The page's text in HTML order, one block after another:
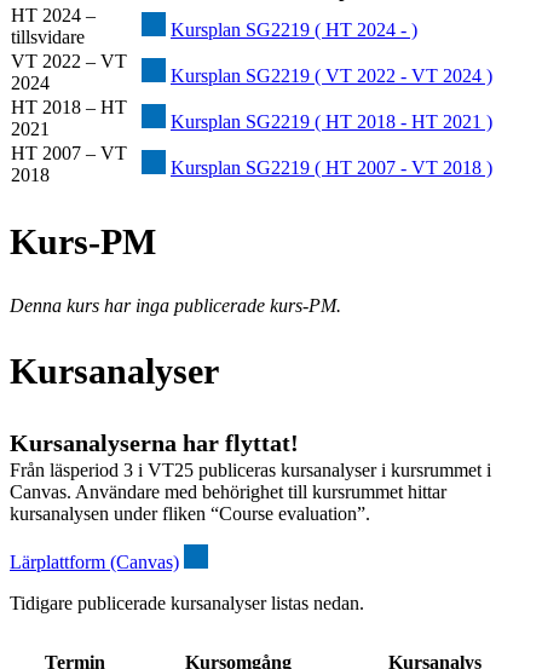
HT 2024 –
tillsvidare
Kursplan SG2219 ( HT 2024 - )
VT 2022 – VT
2024
Kursplan SG2219 ( VT 2022 - VT 2024 )
HT 2018 – HT
2021
Kursplan SG2219 ( HT 2018 - HT 2021 )
HT 2007 – VT
2018
Kursplan SG2219 ( HT 2007 - VT 2018 )
Kurs-PM
Denna kurs har inga publicerade kurs-PM.
Kursanalyser
Kursanalyserna har flyttat!
Från läsperiod 3 i VT25 publiceras kursanalyser i kursrummet i
Canvas. Användare med behörighet till kursrummet hittar
kursanalysen under fliken “Course evaluation”.
Lärplattform (Canvas)
Tidigare publicerade kursanalyser listas nedan.
Termin Kursomgång Kursanalys